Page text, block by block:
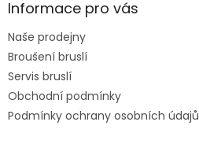
aInformace pro vás
Naše prodejny
Broušení bruslí
Servis bruslí
Obchodní podmínky
Podmínky ochrany osobních údajů